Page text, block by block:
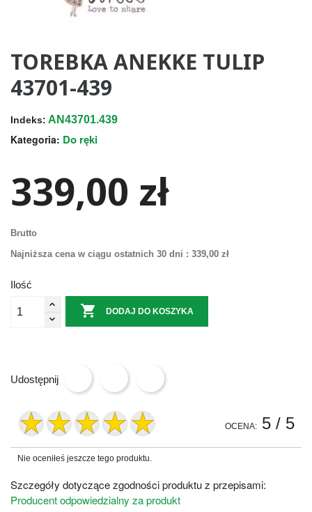
TOREBKA ANEKKE TULIP
43701-439
Indeks: AN43701.439
Kategoria: Do ręki
339,00 zł
Brutto
Najniższa cena w ciągu ostatnich 30 dni : 339,00 zł
Ilość
 DODAJ DO KOSZYKA
Udostępnij
OCENA: 5 / 5
Nie oceniłeś jeszcze tego produktu.
Szczegóły dotyczące zgodności produktu z przepisami:
Producent odpowiedzialny za produkt